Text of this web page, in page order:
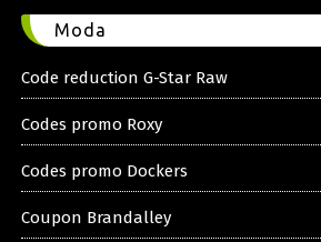
Moda
Code reduction G-Star Raw
Codes promo Roxy
Codes promo Dockers
Coupon Brandalley